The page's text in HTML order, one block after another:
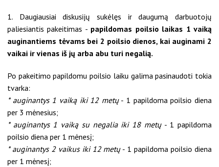
1. Daugiausiai diskusijų sukėlęs ir daugumą darbuotojų
paliesiantis pakeitimas - papildomas poilsio laikas 1 vaiką
auginantiems tėvams bei 2 poilsio dienos, kai auginami 2
vaikai ir vienas iš jų arba abu turi negalią.
Po pakeitimo papildomu poilsio laiku galima pasinaudoti tokia
tvarka:
* auginantys 1 vaiką iki 12 metų- 1 papildoma poilsio diena
per 3 mėnesius;
* auginantys 1 vaiką su negalia iki 18 metų- 1 papildoma
poilsio diena per 1 mėnesį;
* auginantys 2 vaikus iki 12 metų- 1 papildoma poilsio diena
per 1 mėnesį;